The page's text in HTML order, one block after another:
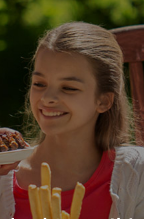
함께
기업